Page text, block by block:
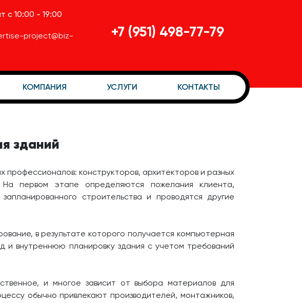
с 10:00 - 19:00
project@biz-
+7 (951) 498-77-79
КОМПАНИЯ УСЛУГИ КОНТАКТЫ
зданий
конструкторов, архитекторов и разных
первом этапе определяются пожелания клиента,
строительства и проводятся другие
в результате которого получается компьютерная
и внутреннюю планировку здания с учетом требований
и многое зависит от выбора материалов для
обычно привлекают производителей, монтажников,